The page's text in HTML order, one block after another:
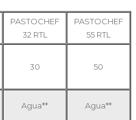
PASTOCHEF
32 RTL
PASTOCHEF
55 RTL
30 50
Agua** Agua**